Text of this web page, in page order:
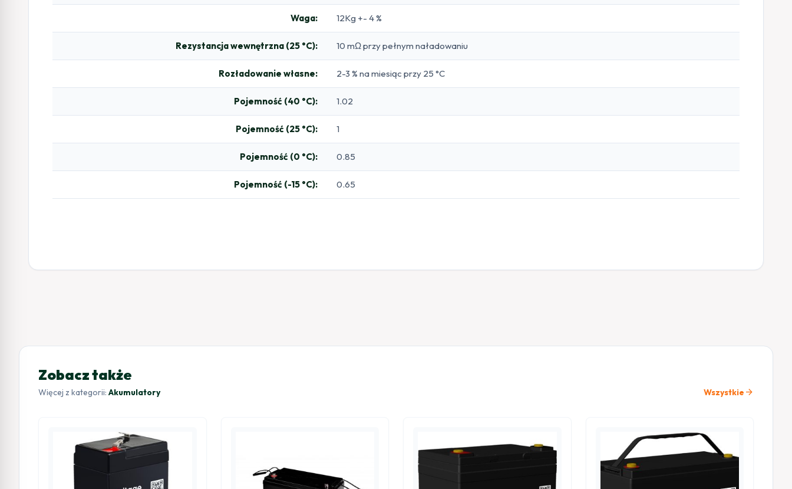
Waga: 12Kg +- 4 %
Rezystancja wewnętrzna (25 °C): 10 mΩ przy pełnym naładowaniu
Rozładowanie własne: 2-3 % na miesiąc przy 25 °C
Pojemność (40 °C): 1.02
Pojemność (25 °C): 1
Pojemność (0 °C): 0.85
Pojemność (-15 °C): 0.65
Zobacz także
Więcej z kategorii: Akumulatory Wszystkie arrow_forward